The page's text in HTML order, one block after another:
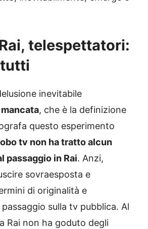
telespettatori:
inevitabile
, che è la definizione
questo esperimento
tv non ha tratto alcun
passaggio in Rai. Anzi,
sovraesposta e
di originalità e
sulla tv pubblica. Al
Rai non ha goduto degli